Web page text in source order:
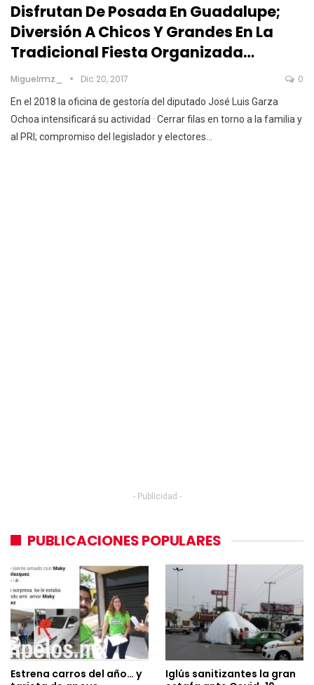
Disfrutan De Posada En Guadalupe;
Diversión A Chicos Y Grandes En La
Tradicional Fiesta Organizada…
Miguelrmz_ Dic 20, 2017 0
En el 2018 la oficina de gestoría del diputado José Luis Garza
Ochoa intensificará su actividad · Cerrar filas en torno a la familia y
al PRI; compromiso del legislador y electores…
- Publicidad -
PUBLICACIONES POPULARES
Estrena carros del año… y
Iglús sanitizantes la gran